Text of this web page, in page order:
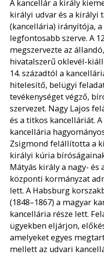
A kancellár a király
királyi udvar és a királyi
(kancellária) irányítója,
legfontosabb szerve. A
megszervezte az
hivatalszerű oklevél-
14. századtól a
hitelesítő, belügyi
tevékenységet végző,
szervezet. Nagy Lajos
és a titkos kancelláriát.
kancellária
Zsigmond felállította a
királyi kúria
Mátyás király a nagy-
központi kormányzat
lett. A Habsburg
(1848–1867) a magyar
kancellária része lett.
ügyekben eljárjon,
amelyeket egyes
mellett az udvari